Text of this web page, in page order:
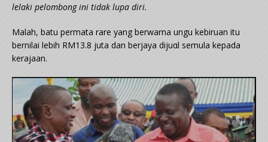
lelaki pelombong ini tidak lupa diri.
Malah, batu permata rare yang berwarna ungu kebiruan itu
bernilai lebih RM13.8 juta dan berjaya dijuαl semula kepada
kerajaan.